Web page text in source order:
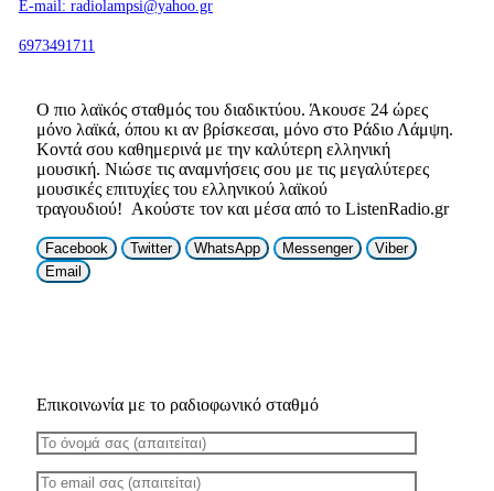
E-mail: radiolampsi@yahoo.gr
6973491711
Ο πιο λαϊκός σταθμός του διαδικτύου. Άκουσε 24 ώρες
μόνο λαϊκά, όπου κι αν βρίσκεσαι, μόνο στο Ράδιο Λάμψη.
Κοντά σου καθημερινά με την καλύτερη ελληνική
μουσική. Νιώσε τις αναμνήσεις σου με τις μεγαλύτερες
μουσικές επιτυχίες του ελληνικού λαϊκού
τραγουδιού! Ακούστε τον και μέσα από το ListenRadio.gr
Facebook Twitter WhatsApp Messenger
Viber
Email
Επικοινωνία με το ραδιοφωνικό σταθμό